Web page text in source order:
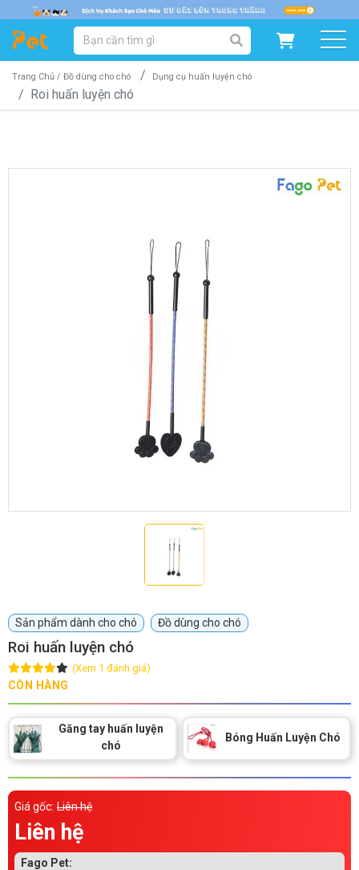
DANH MỤC SẢN PHẨM
SẢN PHẨM DÀNH CHO MÈO SẢN PHẨM DÀNH CHO CHÓ
Khách sạn chó mèo
Dịch vụ mua bán chó
mèo
Dịch vụ phối giống chó
mèo
TIN TỨC
Thông tin về khách sạn,
spa cho thú cưng
Thông tin về mèo
CHÍNH SÁCH
Chính sách mua hàng Chính sách vận chuyển
Trang Chủ / Đồ dùng cho chó Dụng cụ huấn luyện chó
Roi huấn luyện chó
Sản phẩm dành cho chó Đồ dùng cho chó
Roi huấn luyện chó
(Xem 1 đánh giá)
CÒN HÀNG
Găng tay huấn luyện
chó
Bóng Huấn Luyện Chó
Giá gốc: Liên hệ
Liên hệ
Fago Pet: